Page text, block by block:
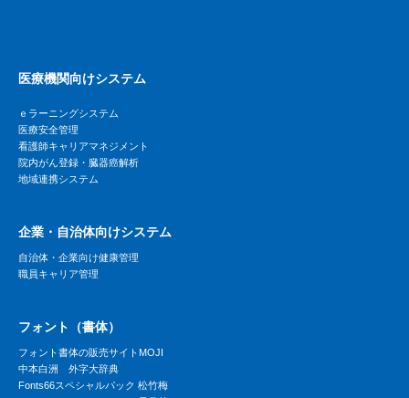
医療機関向けシステム
ｅラーニングシステム
医療安全管理
看護師キャリアマネジメント
院内がん登録・臓器癌解析
地域連携システム
企業・自治体向けシステム
自治体・企業向け健康管理
職員キャリア管理
フォント（書体）
フォント書体の販売サイトMOJI
中本白洲 外字大辞典
Fonts66スペシャルパック 松竹梅